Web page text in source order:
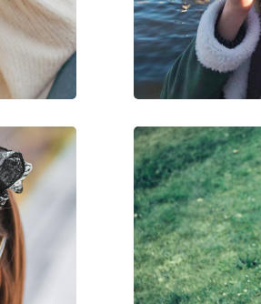
300 γρ
Όχι
Όχι
Ναι
Ναι
Ανδρικά
Γυαλιά Ηλίου Επώνυμες Μάρκες
Versace